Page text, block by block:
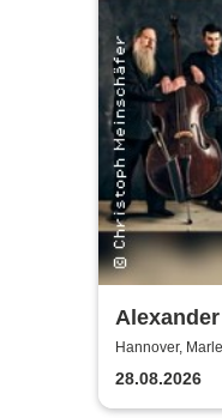
Hannover,
28.08.2026